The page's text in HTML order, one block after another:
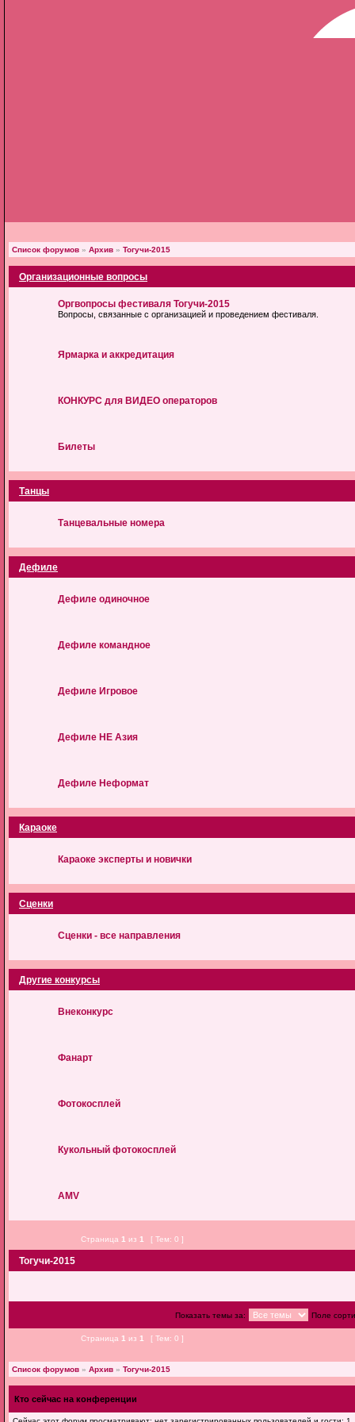
Список форумов » Архив » Тогучи-2015
Организационные вопросы
Оргвопросы фестиваля Тогучи-2015
Вопросы, связанные с организацией и проведением фестиваля.
Ярмарка и аккредитация
КОНКУРС для ВИДЕО операторов
Билеты
Танцы
Танцевальные номера
Дефиле
Дефиле одиночное
Дефиле командное
Дефиле Игровое
Дефиле НЕ Азия
Дефиле Неформат
Караоке
Караоке эксперты и новички
Сценки
Сценки - все направления
Другие конкурсы
Внеконкурс
Фанарт
Фотокосплей
Кукольный фотокосплей
AMV
Страница 1 из 1 [ Тем: 0 ]
Тогучи-2015
Показать темы за: Поле
Страница 1 из 1 [ Тем: 0 ]
Список форумов » Архив » Тогучи-2015
Кто сейчас на конференции